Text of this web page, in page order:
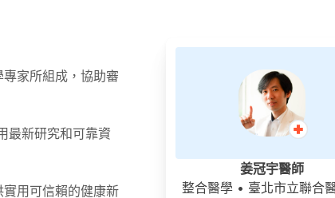
自限性疾病，多數孩子即
重點主要在於退燒、補充水
息為主 孩子發燒時，身體
也是另一種影響睡眠的激素，當體內皮質醇多時，身體就無
持房間涼爽 培養睡意的環境中，除了光線要昏暗，溫度
調節適合睡眠的體溫，而我們也可調節外在溫度幫助自己
穿太厚重的衣物，讓房間保持室溫或稍涼，會更容易有深
感 有些孩子會因缺乏安全感，不願意睡覺，不妨善用一些
些孩子習慣摸著從小就用的毯子睡覺，或抱著心愛的玩具
在遠離床的牆腳點個小壁燈，不會影響睡眠且微弱光線能
少對孩子睡眠的關注 避免反覆強調或過度提醒睡覺時間，
感，應該將重點放在幫助孩子放鬆身體和靜下心來。 8.
於出汗或嘔吐的關係，身體會流失較多水分，因此要確保
水，一旦脫水會讓發燒更嚴重，而且身體會更不舒服。若
試專為兒童設計，鹽水混合的口服脫水補充液。一般相信，
，還會讓造成咳嗽的濃稠黏液變得較稀。 3. 生理食鹽水
需要的水分，生理食鹽水滴鼻劑可以讓嬰兒更容易擤鼻
。生理食鹽水在藥房就買得到，也可在家自製簡易的，只
打混合即可，完成後應儲存在球形注射器，或是可擠壓的塑
家所組成，協助審
最新研究和可靠資
用可信賴的健康新
姜冠宇醫師
整合醫學• 臺北市立聯合